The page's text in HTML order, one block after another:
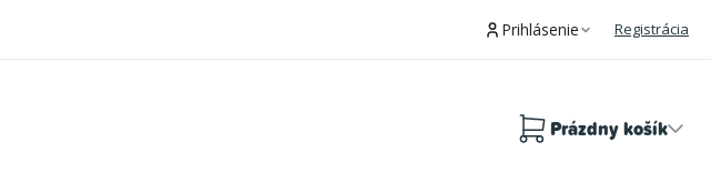
Prihlásenie Registrácia
Prázdny košík